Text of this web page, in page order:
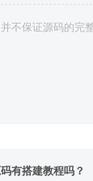
不保证源码的完
有搭建教程吗？